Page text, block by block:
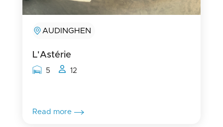
AUDINGHEN
L'Astérie
Rooms capacity
5 People capacity
12
Read more